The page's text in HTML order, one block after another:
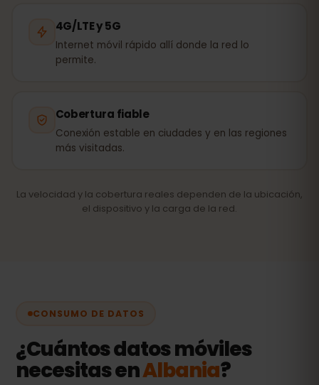
4G/LTE y 5G
Internet móvil rápido allí donde la red lo
permite.
Cobertura fiable
Conexión estable en ciudades y en las regiones
más visitadas.
La velocidad y la cobertura reales dependen de la ubicación,
el dispositivo y la carga de la red.
CONSUMO DE DATOS
¿Cuántos datos móviles
necesitas enAlbania?